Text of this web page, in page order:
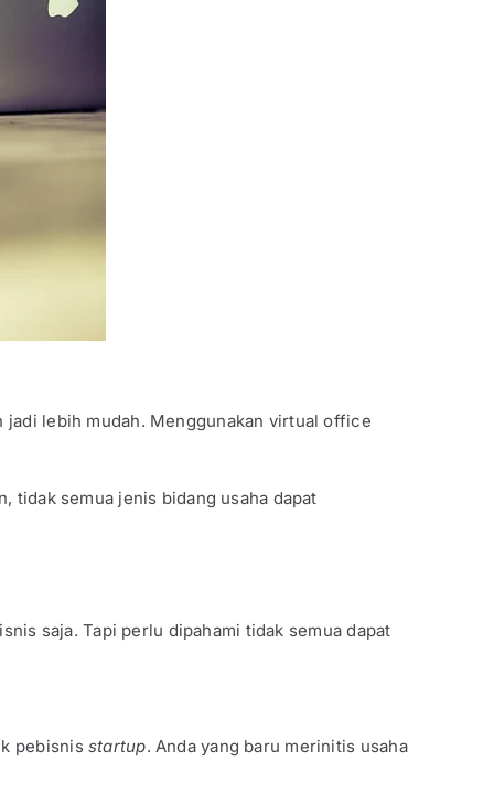
jadi lebih mudah. Menggunakan virtual office
tidak semua jenis bidang usaha dapat
saja. Tapi perlu dipahami tidak semua dapat
pebisnis startup. Anda yang baru merinitis usaha